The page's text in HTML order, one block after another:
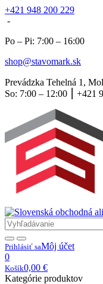
+421 948 200 229
-
Po – Pi: 7:00 – 16:00
shop@stavomark.sk
Prevádzka Tehelná 1,
So: 7:00 – 12:00 ⎮ +421
Prihlásiť saMôj účet
0
Košík0,00 €
Kategórie produktov